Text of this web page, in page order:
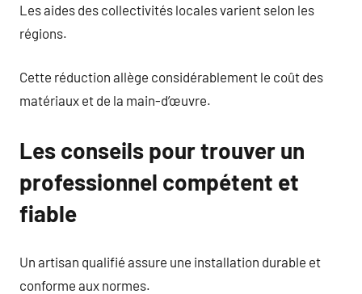
Les aides des collectivités locales varient selon les
régions.
Cette réduction allège considérablement le coût des
matériaux et de la main-d’œuvre.
Les conseils pour trouver un
professionnel compétent et
fiable
Un artisan qualifié assure une installation durable et
conforme aux normes.